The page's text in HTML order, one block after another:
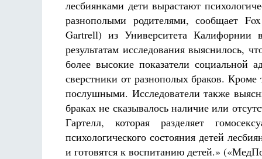
лесбиянками дети вырастают
разнополыми родителями, сообщает
Gartrell) из Университета
результатам исследования выяснилось,
более высокие показатели социальной
сверстники от разнополых браков. Кроме
послушными. Исследователи также
браках не сказывалось наличие или
Гартелл, которая разделяет
психологического состояния детей
и готовятся к воспитанию детей.»